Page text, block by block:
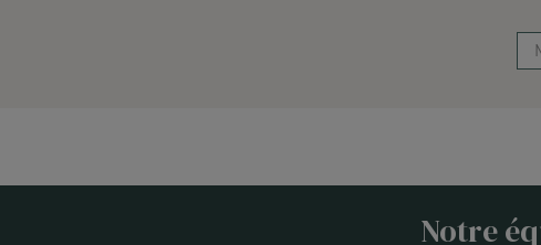
Notre